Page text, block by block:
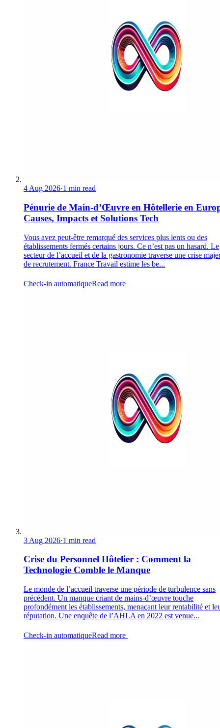
4 Aug 2026·1 min read
Pénurie de Main-d’Œuvre en Hôtellerie en
Causes, Impacts et Solutions Tech
Vous avez peut-être remarqué des services plus lents ou des
établissements fermés certains jours. Ce n’est pas un hasard. Le
secteur de l’accueil et de la gastronomie traverse une crise
de recrutement. France Travail estime les be...
Check-in automatiqueRead more
3 Aug 2026·1 min read
Crise du Personnel Hôtelier : Comment la
Technologie Comble le Manque
Le monde de l’accueil traverse une période de turbulence sans
précédent. Un manque criant de mains-d’œuvre touche
profondément les établissements, menaçant leur rentabilité et
réputation. Une enquête de l’AHLA en 2022 est venue...
Check-in automatiqueRead more